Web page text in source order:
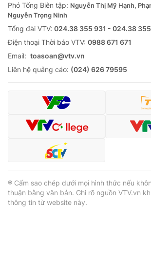
Phó Tổng Biên tập: Nguyễn Thị Mỹ Hạnh,
Nguyễn Trọng Ninh
Tổng đài VTV: 024.38 355 931 - 024.38
Ðiện thoại Thời báo VTV: 0988 671 671
Email: toasoan@vtv.vn
Liên hệ quảng cáo: (024) 626 79595
® Cấm sao chép dưới mọi hình thức nếu
thuận bằng văn bản. Ghi rõ nguồn VTV.vn
thông tin từ website này.